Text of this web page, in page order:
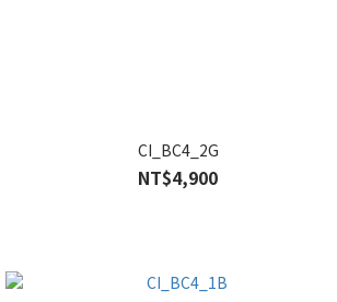
CI_BC4_2G
NT$4,900